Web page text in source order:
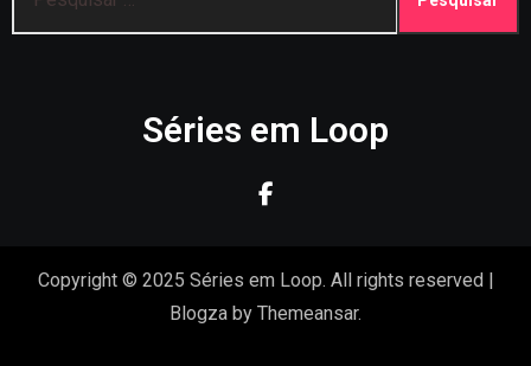
por:
Séries em Loop
Copyright © 2025 Séries em Loop. All rights reserved |
Blogza by Themeansar.